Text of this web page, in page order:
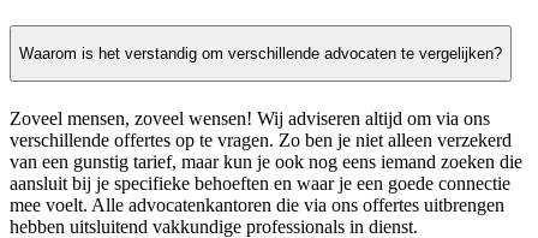
Waarom is het verstandig om verschillende advocaten te vergelijken?
Zoveel mensen, zoveel wensen! Wij adviseren altijd om via ons
verschillende offertes op te vragen. Zo ben je niet alleen verzekerd
van een gunstig tarief, maar kun je ook nog eens iemand zoeken die
aansluit bij je specifieke behoeften en waar je een goede connectie
mee voelt. Alle advocatenkantoren die via ons offertes uitbrengen
hebben uitsluitend vakkundige professionals in dienst.